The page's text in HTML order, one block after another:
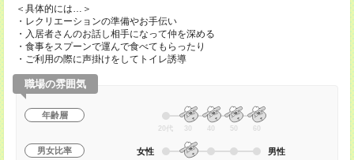
＜具体的には…＞
・レクリエーションの準備やお手伝い
・入居者さんのお話し相手になって仲を深める
・食事をスプーンで運んで食べてもらったり
・ご利用の際に声掛けをしてトイレ誘導
職場の雰囲気
年齢層
20代 30 40 50 60
男女比率 女性 男性